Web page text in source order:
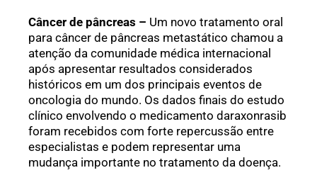
Câncer de pâncreas – Um novo tratamento oral
para câncer de pâncreas metastático chamou a
atenção da comunidade médica internacional
após apresentar resultados considerados
históricos em um dos principais eventos de
oncologia do mundo. Os dados finais do estudo
clínico envolvendo o medicamento daraxonrasib
foram recebidos com forte repercussão entre
especialistas e podem representar uma
mudança importante no tratamento da doença.